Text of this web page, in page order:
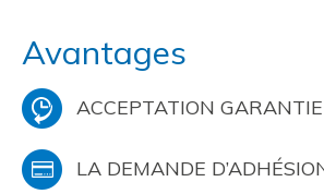
Avantages
ACCEPTATION GARANTIE
LA DEMANDE